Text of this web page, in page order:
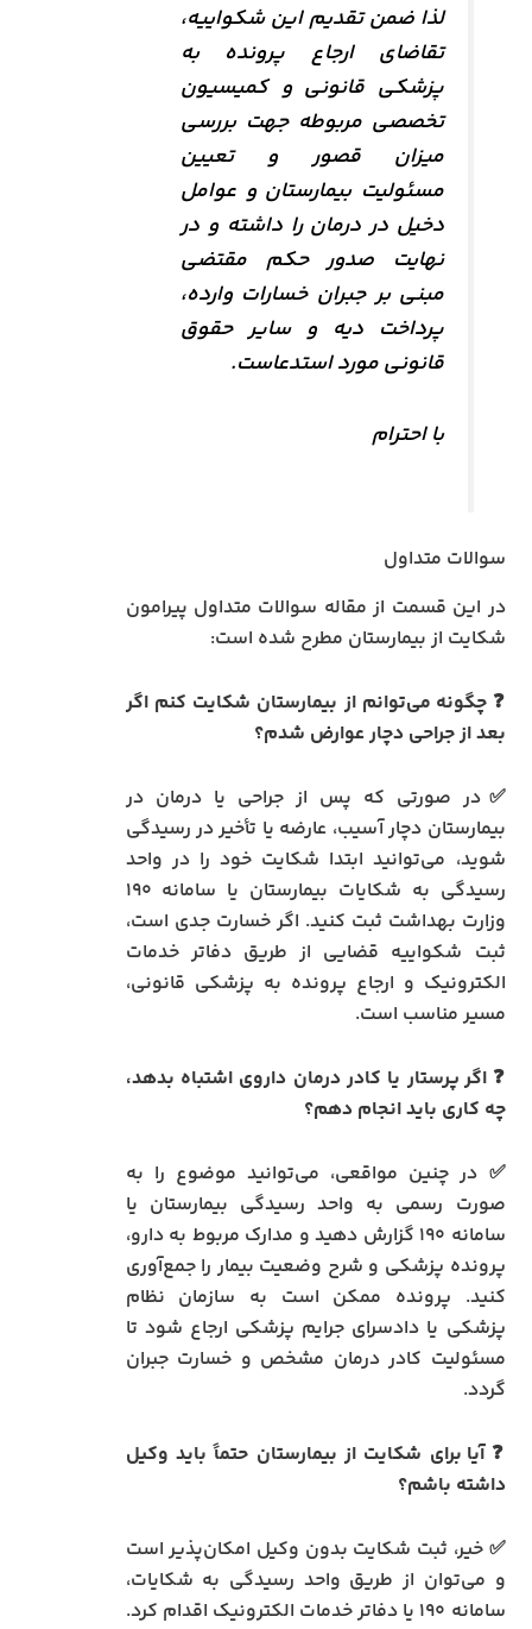
لذا ضمن تقدیم این شکواییه،
تقاضای ارجاع پرونده به
پزشکی قانونی و کمیسیون
تخصصی مربوطه جهت بررسی
میزان قصور و تعیین
مسئولیت بیمارستان و عوامل
دخیل در درمان را داشته و در
نهایت صدور حکم مقتضی
مبنی بر جبران خسارات وارده،
پرداخت دیه و سایر حقوق
قانونی مورد استدعاست.
با احترام
سوالات متداول
در این قسمت از مقاله سوالات متداول پیرامون
شکایت از بیمارستان مطرح شده است:
❓چگونه می‌توانم از بیمارستان شکایت کنم اگر
بعد از جراحی دچار عوارض شدم؟
✅در صورتی که پس از جراحی یا درمان در
بیمارستان دچار آسیب، عارضه یا تأخیر در رسیدگی
شوید، می‌توانید ابتدا شکایت خود را در واحد
رسیدگی به شکایات بیمارستان یا سامانه ۱۹۰
وزارت بهداشت ثبت کنید. اگر خسارت جدی است،
ثبت شکواییه قضایی از طریق دفاتر خدمات
الکترونیک و ارجاع پرونده به پزشکی قانونی،
مسیر مناسب است.
❓اگر پرستار یا کادر درمان داروی اشتباه بدهد،
چه کاری باید انجام دهم؟
✅ در چنین مواقعی، می‌توانید موضوع را به
صورت رسمی به واحد رسیدگی بیمارستان یا
سامانه ۱۹۰ گزارش دهید و مدارک مربوط به دارو،
پرونده پزشکی و شرح وضعیت بیمار را جمع‌آوری
کنید. پرونده ممکن است به سازمان نظام
پزشکی یا دادسرای جرایم پزشکی ارجاع شود تا
مسئولیت کادر درمان مشخص و خسارت جبران
گردد.
❓آیا برای شکایت از بیمارستان حتماً باید وکیل
داشته باشم؟
✅ خیر، ثبت شکایت بدون وکیل امکان‌پذیر است
و می‌توان از طریق واحد رسیدگی به شکایات،
سامانه ۱۹۰ یا دفاتر خدمات الکترونیک اقدام کرد.